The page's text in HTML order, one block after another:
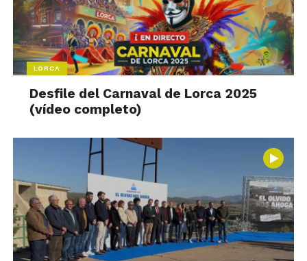
LORCA
Desfile del Carnaval de Lorca 2025
(vídeo completo)